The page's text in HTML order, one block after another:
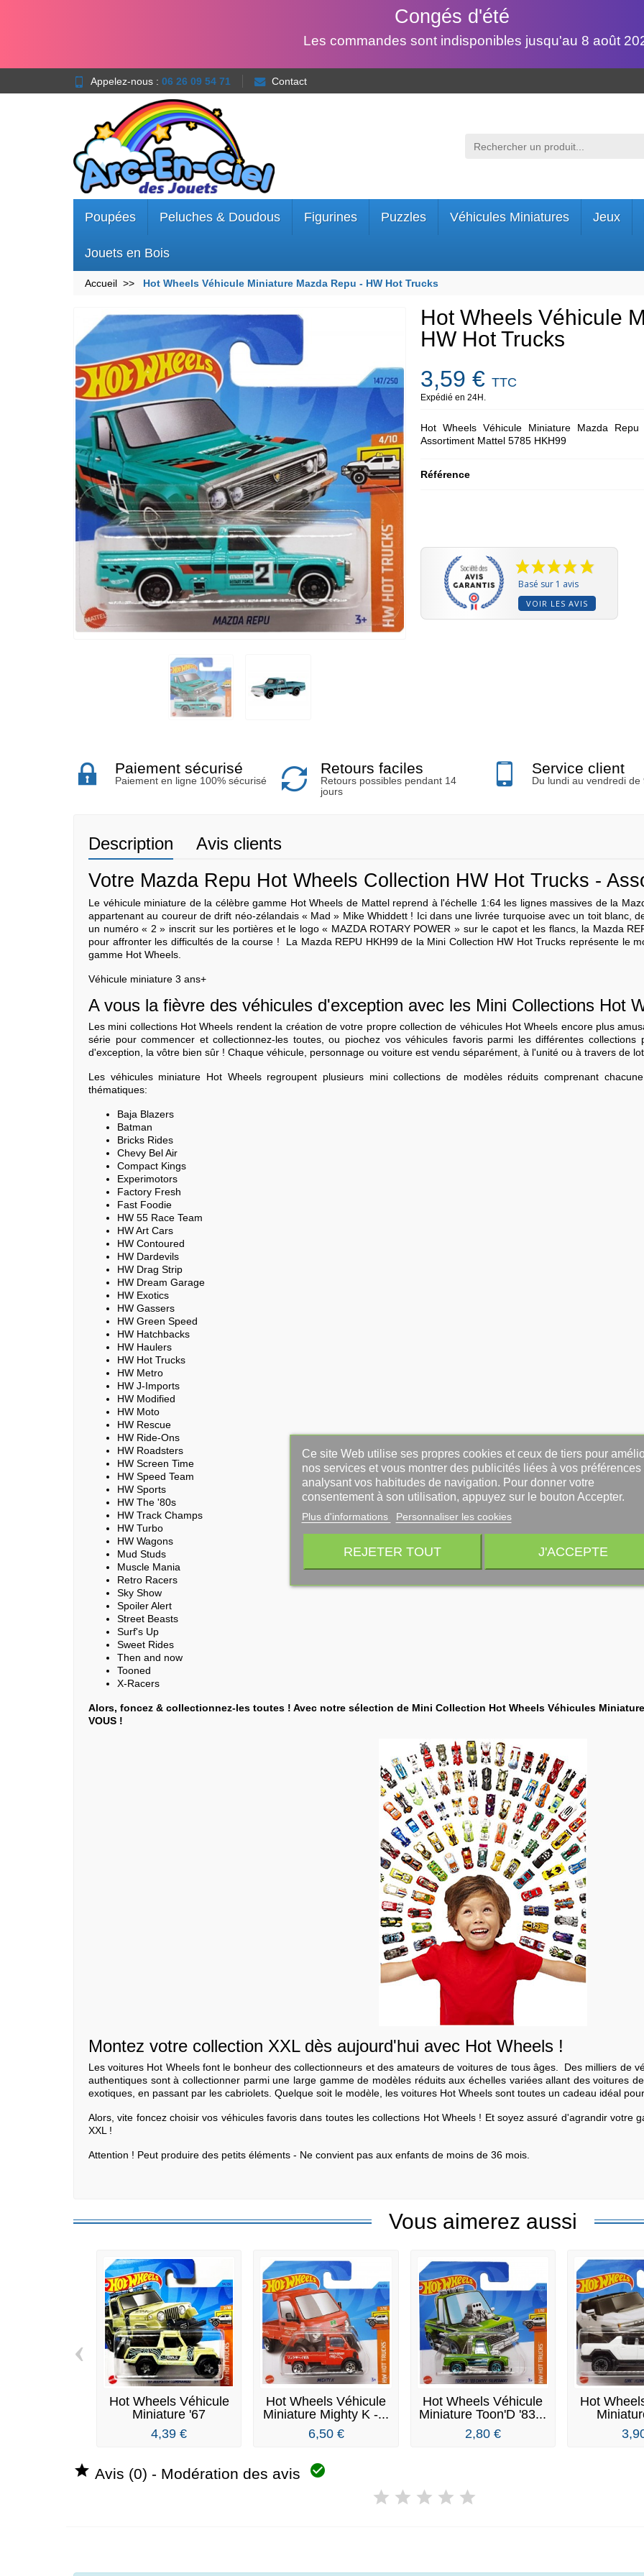
Congés d'été
Les commandes sont indisponibles jusqu'au 8 août
Appelez-nous : 06 26 09 54 71 Contact
Poupées Peluches & Doudous Figurines Puzzles Véhicules Miniatures Jeux
Jouets en Bois
Accueil Hot Wheels Véhicule Miniature Mazda Repu - HW Hot Trucks
Hot Wheels Véhicule
HW Hot Trucks
3,59 €TTC
Expédié en 24H.
Hot Wheels Véhicule Miniature Mazda
Assortiment Mattel 5785 HKH99
Référence
Basé sur 1 avis
VOIR LES AVIS
Paiement sécurisé
Paiement en ligne 100% sécurisé
Retours faciles
Retours possibles pendant 14
jours
Service client
Du lundi au vendredi de
Description Avis clients
Votre Mazda Repu Hot Wheels Collection HW Hot Trucks -
Le véhicule miniature de la célèbre gamme Hot Wheels de Mattel reprend à l'échelle 1:64 les lignes massives de la
appartenant au coureur de drift néo-zélandais « Mad » Mike Whiddett ! Ici dans une livrée turquoise avec un toit blanc,
un numéro « 2 » inscrit sur les portières et le logo « MAZDA ROTARY POWER » sur le capot et les flancs, la Mazda
pour affronter les difficultés de la course ! La Mazda REPU HKH99 de la Mini Collection HW Hot Trucks représente le
gamme Hot Wheels.
Véhicule miniature 3 ans+
A vous la fièvre des véhicules d'exception avec les Mini Collections Hot
Les mini collections Hot Wheels rendent la création de votre propre collection de véhicules Hot Wheels encore plus
série pour commencer et collectionnez-les toutes, ou piochez vos véhicules favoris parmi les différentes
d'exception, la vôtre bien sûr ! Chaque véhicule, personnage ou voiture est vendu séparément, à l'unité ou à travers de
Les véhicules miniature Hot Wheels regroupent plusieurs mini collections de modèles réduits comprenant
thématiques:
Baja Blazers
Batman
Bricks Rides
Chevy Bel Air
Compact Kings
Experimotors
Factory Fresh
Fast Foodie
HW 55 Race Team
HW Art Cars
HW Contoured
HW Dardevils
HW Drag Strip
HW Dream Garage
HW Exotics
HW Gassers
HW Green Speed
HW Hatchbacks
HW Haulers
HW Hot Trucks
HW Metro
HW J-Imports
HW Modified
HW Moto
HW Rescue
HW Ride-Ons
HW Roadsters
HW Screen Time
HW Speed Team
HW Sports
HW The '80s
HW Track Champs
HW Turbo
HW Wagons
Mud Studs
Muscle Mania
Retro Racers
Sky Show
Spoiler Alert
Street Beasts
Surf's Up
Sweet Rides
Then and now
Tooned
X-Racers
Alors, foncez & collectionnez-les toutes ! Avec notre sélection de Mini Collection Hot Wheels Véhicules
VOUS !
Montez votre collection XXL dès aujourd'hui avec Hot Wheels !
Les voitures Hot Wheels font le bonheur des collectionneurs et des amateurs de voitures de tous âges. Des milliers de
authentiques sont à collectionner parmi une large gamme de modèles réduits aux échelles variées allant des voitures
exotiques, en passant par les cabriolets. Quelque soit le modèle, les voitures Hot Wheels sont toutes un cadeau idéal
Alors, vite foncez choisir vos véhicules favoris dans toutes les collections Hot Wheels ! Et soyez assuré d'agrandir votre
XXL !
Attention ! Peut produire des petits éléments - Ne convient pas aux enfants de moins de 36 mois.
Vous aimerez aussi
Hot Wheels Véhicule
Miniature '67
Jeepster...
4,39 €
Hot Wheels Véhicule
Miniature Mighty K -...
6,50 €
Hot Wheels Véhicule
Miniature Toon'D '83...
2,80 €
Hot
‹
 Avis (0) - Modération des avis 
Ce site Web utilise ses propres cookies et ceux de tiers pour
nos services et vous montrer des publicités liées à vos préférences
analysant vos habitudes de navigation. Pour donner votre
consentement à son utilisation, appuyez sur le bouton Accepter.
Plus d'informations Personnaliser les cookies
REJETER TOUT J'ACCEPTE